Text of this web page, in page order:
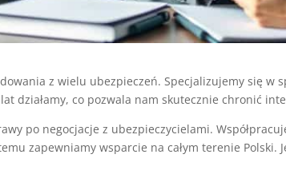
z wielu ubezpieczeń. Specjalizujemy się w
działamy, co pozwala nam skutecznie chronić
po negocjacje z ubezpieczycielami.
zapewniamy wsparcie na całym terenie Polski.